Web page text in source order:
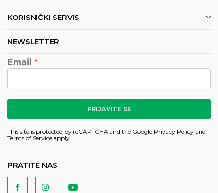
KORISNIČKI SERVIS
NEWSLETTER
Email
PRIJAVITE SE
This site is protected by reCAPTCHA and the Google Privacy Policy and
Terms of Service apply.
PRATITE NAS